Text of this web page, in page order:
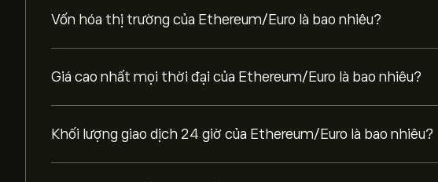
Vốn hóa thị trường của Ethereum/Euro là bao nhiêu?
Giá cao nhất mọi thời đại của Ethereum/Euro là bao nhiêu?
Khối lượng giao dịch 24 giờ của Ethereum/Euro là bao nhiêu?